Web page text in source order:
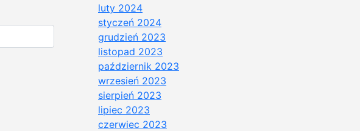
luty 2024
styczeń 2024
grudzień 2023
listopad 2023
październik 2023
wrzesień 2023
sierpień 2023
lipiec 2023
czerwiec 2023